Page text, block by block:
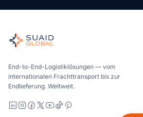
Unabhängiger Frachtkoordinator
See-, Luft- und Bodentransport –
End-to-End-Logistiklösungen — vom
internationalen Frachttransport bis zur
Endlieferung. Weltweit.
LinkedIn
Instagram
Facebook
X YouTube
TikTok